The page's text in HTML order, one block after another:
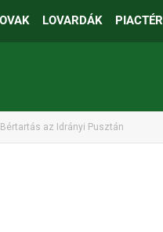
LOVARDÁK PIACTÉR
Bértartás az Idrányi Pusztán